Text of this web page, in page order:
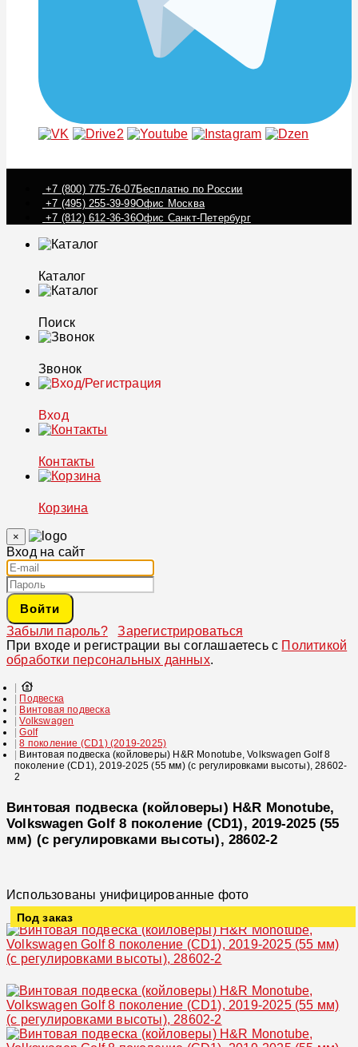
+7 (800) 775-76-07Бесплатно по России
+7 (495) 255-39-99Офис Москва
+7 (812) 612-36-36Офис Санкт-Петербург
Каталог
Поиск
Звонок
Вход
Контакты
Корзина
×
Вход на сайт
Войти
Забыли пароль?
Зарегистрироваться
При входе и регистрации вы соглашаетесь с Политикой
обработки персональных данных.
Подвеска
Винтовая подвеска
Volkswagen
Golf
8 поколение (CD1) (2019-2025)
Винтовая подвеска (койловеры) H&R Monotube, Volkswagen Golf 8
поколение (CD1), 2019-2025 (55 мм) (с регулировками высоты), 28602-
2
Винтовая подвеска (койловеры) H&R Monotube,
Volkswagen Golf 8 поколение (CD1), 2019-2025 (55
мм) (с регулировками высоты), 28602-2
Использованы унифицированные фото
Под заказ